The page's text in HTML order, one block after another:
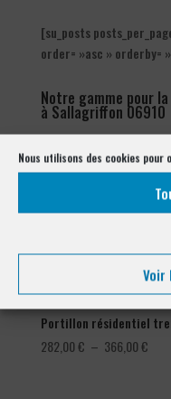
Nous utilisons des cookies
Voir
[su_posts
order= »asc » orderby=
Notre gamme pour la
à Sallagriffon 06910
Portillon résidentiel
282,00€ – 366,00€Plage